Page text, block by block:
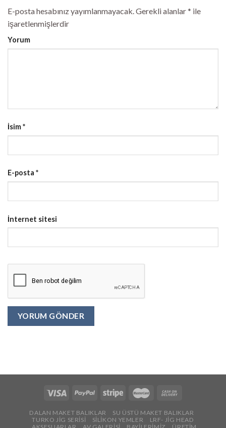
E-posta hesabınız yayımlanmayacak.Gerekli alanlar* ile
işaretlenmişlerdir
Yorum
İsim*
E-posta *
İnternet sitesi
DALAN MAKET BALIKLAR
SU ÜSTÜ MAKET BALIKLAR
TURKO JİG SERİSİ
SİLİKON YEMLER
LRF- JİG HEAD